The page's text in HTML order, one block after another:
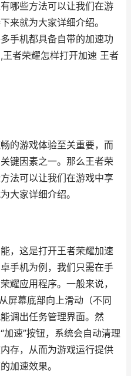
哪些方法可以让我们在游
来就为大家详细介绍。
手机都具备自带的加速功
者荣耀怎样打开加速 王者
的游戏体验至关重要，而
键因素之一。那么王者荣
法可以让我们在游戏中享
大家详细介绍。
，这是打开王者荣耀加速
手机为例，我们只需在手
耀应用程序。一般来说，
屏幕底部向上滑动（不同
调出任务管理界面。然
速”按钮，系统会自动清理
存，从而为游戏运行提供
加速效果。